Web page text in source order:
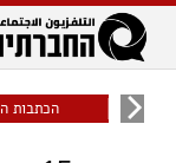
הכתבות